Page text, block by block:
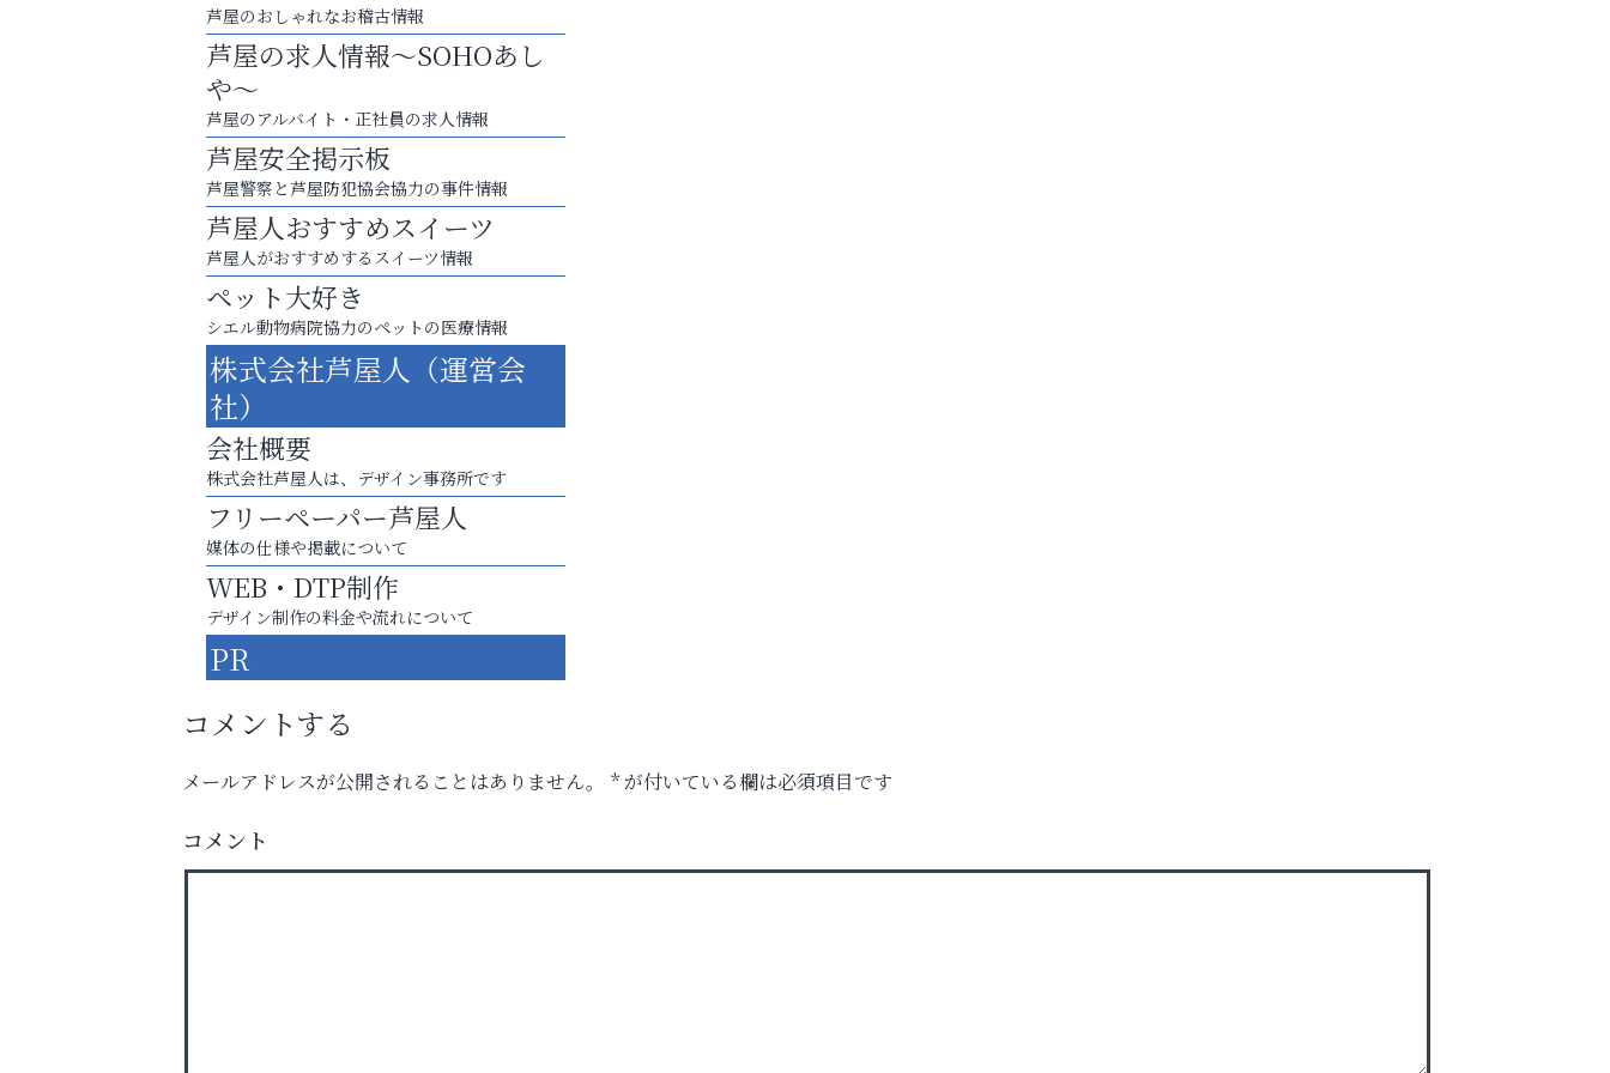
庭のお手入れから遺品整理まで
ちょっとしたお困りごともOK!
杉塾 芦屋校
おそうじ本舗芦屋東
芦屋のおしゃれなお稽古情報
芦屋の求人情報～SOHOあし
や～
芦屋のアルバイト・正社員の求人情報
芦屋安全掲示板
芦屋警察と芦屋防犯協会協力の事件情報
芦屋人おすすめスイーツ
芦屋人がおすすめするスイーツ情報
ペット大好き
シエル動物病院協力のペットの医療情報
株式会社芦屋人（運営会
社）
会社概要
株式会社芦屋人は、デザイン事務所です
フリーペーパー芦屋人
媒体の仕様や掲載について
WEB・DTP制作
デザイン制作の料金や流れについて
PR
コメントする
メールアドレスが公開されることはありません。 *が付いている欄は必須項目です
コメント